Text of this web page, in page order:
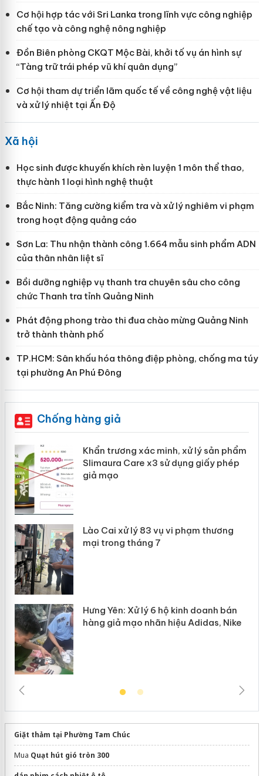
Cơ hội hợp tác với Sri Lanka trong lĩnh vực công nghiệp
chế tạo và công nghệ nông nghiệp
Đồn Biên phòng CKQT Mộc Bài, khởi tố vụ án hình sự
“Tàng trữ trái phép vũ khí quân dụng”
Cơ hội tham dự triển lãm quốc tế về công nghệ vật liệu
và xử lý nhiệt tại Ấn Độ
Xã hội
Học sinh được khuyến khích rèn luyện 1 môn thể thao,
thực hành 1 loại hình nghệ thuật
Bắc Ninh: Tăng cường kiểm tra và xử lý nghiêm vi phạm
trong hoạt động quảng cáo
Sơn La: Thu nhận thành công 1.664 mẫu sinh phẩm ADN
của thân nhân liệt sĩ
Bồi dưỡng nghiệp vụ thanh tra chuyên sâu cho công
chức Thanh tra tỉnh Quảng Ninh
Phát động phong trào thi đua chào mừng Quảng Ninh
trở thành thành phố
TP.HCM: Sân khấu hóa thông điệp phòng, chống ma túy
tại phường An Phú Đông
Chống hàng giả
Khẩn trương xác minh, xử lý sản phẩm
Slimaura Care x3 sử dụng giấy phép
giả mạo
Lào Cai xử lý 83 vụ vi phạm thương
mại trong tháng 7
Hưng Yên: Xử lý 6 hộ kinh doanh bán
hàng giả mạo nhãn hiệu Adidas, Nike
Giặt thảm tại Phường Tam Chúc
Mua Quạt hút gió tròn 300